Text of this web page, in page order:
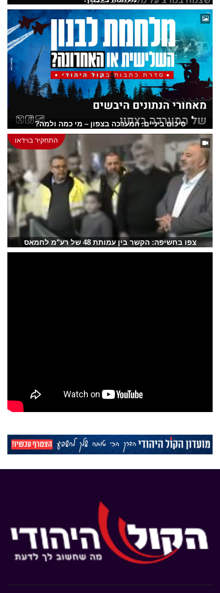
סיכום ביניים: המערכה בצפון – מי כמה ולמה?
התחקיר בוידאו
צפו בחשיפה: הקשר בין עמותת 48 של רע"מ לחמאס